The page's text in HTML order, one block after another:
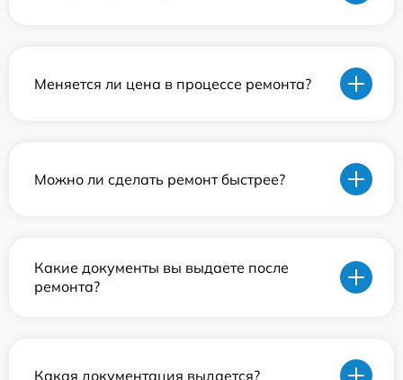
Меняется ли цена в процессе ремонта?
Можно ли сделать ремонт быстрее?
Какие документы вы выдаете после
ремонта?
Какая документация выдается?